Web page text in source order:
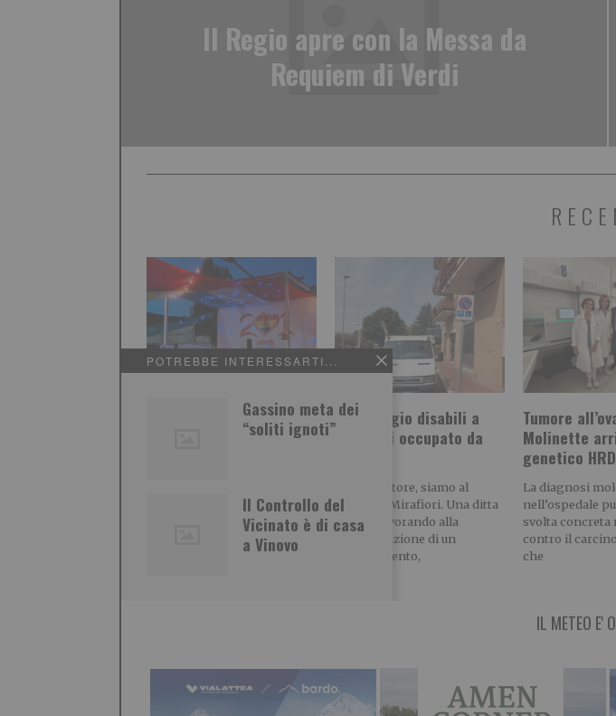
POTREBBE INTERESSARTI...
Gassino meta dei
“soliti ignoti”
Il Controllo del
Vicinato è di casa
a Vinovo
Il Regio apre con la Messa da
Requiem di Verdi
Madonna di Urkupiña:
Torino e il Comitato
Organizzatore ha promosso
Parcheggio disabili a
Mirafiori occupato da
Caro direttore, siamo al
quartiere Mirafiori. Una ditta
che sta lavorando alla
ristrutturazione di un
appartamento,
Tumore
Molinette
genetico
La diagnosi
nell’ospedale
svolta concreta
contro il
che
IL METEO E'